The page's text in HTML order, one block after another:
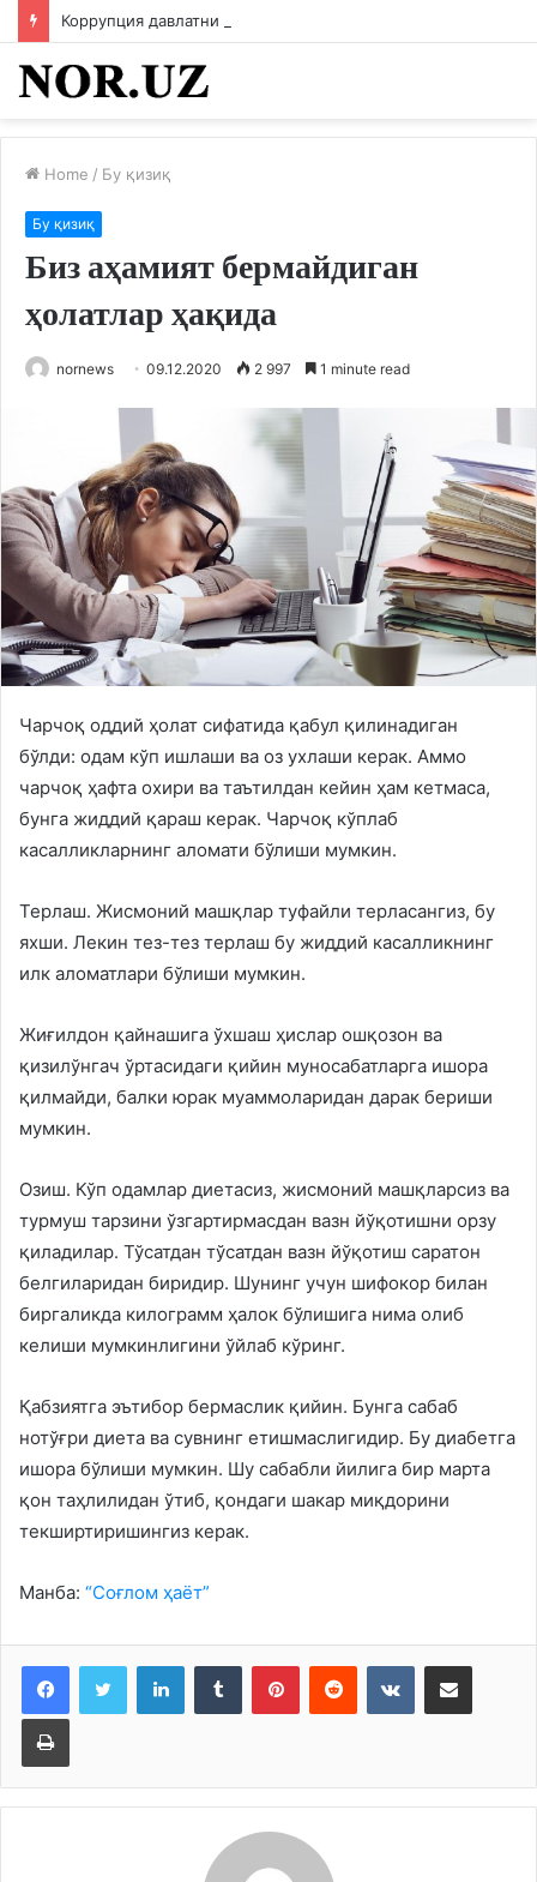
Коррупция давлатни кемиради
Home / Бу қизиқ
Бу қизиқ
Биз аҳамият бермайдиган
ҳолатлар ҳақида
nornews 09.12.2020 2 997 1 minute read
Чарчоқ оддий ҳолат сифатида қабул қилинадиган
бўлди: одам кўп ишлаши ва оз ухлаши керак. Аммо
чарчоқ ҳафта охири ва таътилдан кейин ҳам кетмаса,
бунга жиддий қараш керак. Чарчоқ кўплаб
касалликларнинг аломати бўлиши мумкин.
Терлаш. Жисмоний машқлар туфайли терласангиз, бу
яхши. Лекин тез-тез терлаш бу жиддий касалликнинг
илк аломатлари бўлиши мумкин.
Жиғилдон қайнашига ўхшаш ҳислар ошқозон ва
қизилўнгач ўртасидаги қийин муносабатларга ишора
қилмайди, балки юрак муаммоларидан дарак бериши
мумкин.
Озиш. Кўп одамлар диетасиз, жисмоний машқларсиз ва
турмуш тарзини ўзгартирмасдан вазн йўқотишни орзу
қиладилар. Тўсатдан тўсатдан вазн йўқотиш саратон
белгиларидан биридир. Шунинг учун шифокор билан
биргаликда килограмм ҳалок бўлишига нима олиб
келиши мумкинлигини ўйлаб кўринг.
Қабзиятга эътибор бермаслик қийин. Бунга сабаб
нотўғри диета ва сувнинг етишмаслигидир. Бу диабетга
ишора бўлиши мумкин. Шу сабабли йилига бир марта
қон таҳлилидан ўтиб, қондаги шакар миқдорини
текширтиришингиз керак.
Манба: “Соғлом ҳаёт”
LinkedInTumblr PinterestReddit VKontakteShare via Email
Print